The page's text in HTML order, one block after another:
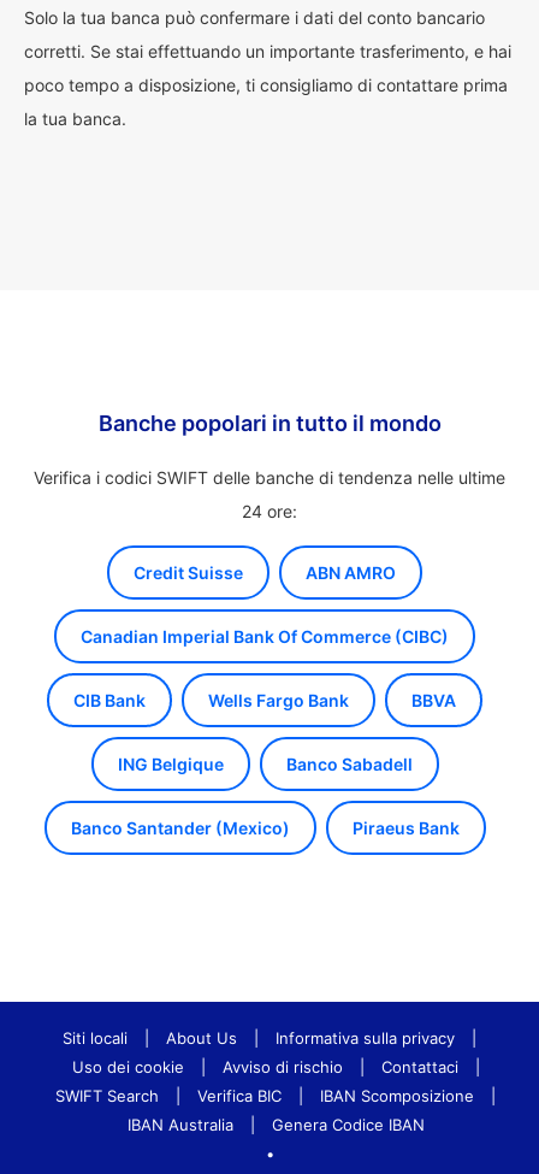
Solo la tua banca può confermare i dati del conto bancario
corretti. Se stai effettuando un importante trasferimento, e hai
poco tempo a disposizione, ti consigliamo di contattare prima
la tua banca.
Banche popolari in tutto il mondo
Verifica i codici SWIFT delle banche di tendenza nelle ultime
24 ore:
Credit Suisse ABN AMRO
Canadian Imperial Bank Of Commerce (CIBC)
CIB Bank Wells Fargo Bank BBVA
ING Belgique Banco Sabadell
Banco Santander (Mexico) Piraeus Bank
Siti locali About Us Informativa sulla privacy
Uso dei cookie
Avviso di rischio Contattaci
SWIFT Search
Verifica BIC IBAN Scomposizione
IBAN Australia
Genera Codice IBAN
•